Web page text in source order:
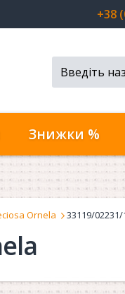
+38
Знижки %
Ornela 33119/02231/